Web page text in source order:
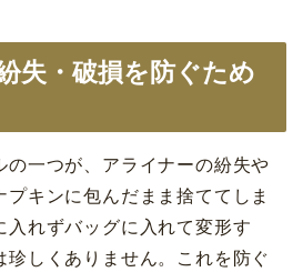
失・破損を防ぐため
の一つが、アライナーの紛失や
キンに包んだまま捨ててしま
入れずバッグに入れて変形す
珍しくありません。これを防ぐ